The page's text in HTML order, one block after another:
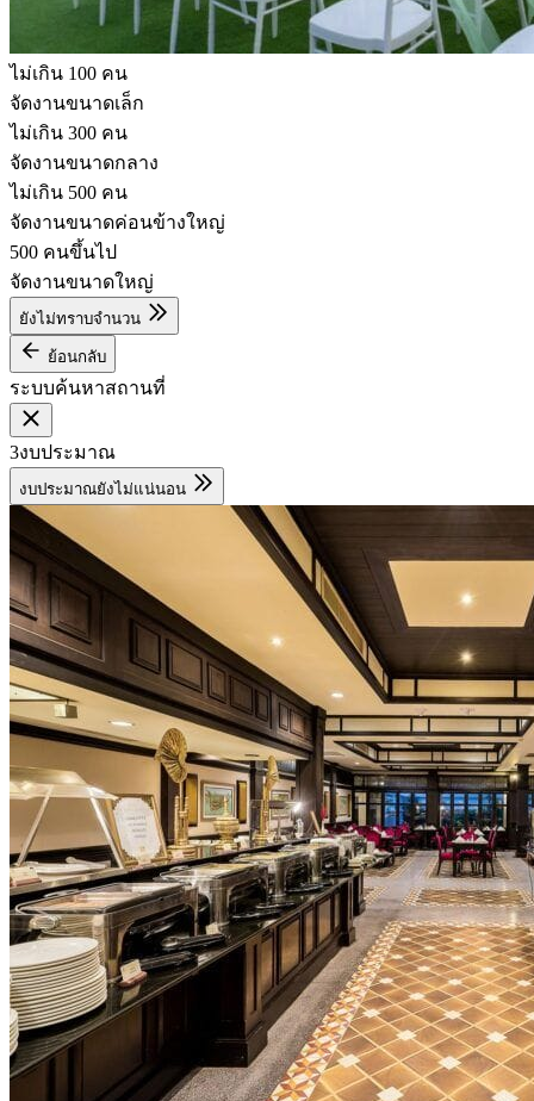
ไม่เกิน 100 คน
จัดงานขนาดเล็ก
ไม่เกิน 300 คน
จัดงานขนาดกลาง
ไม่เกิน 500 คน
จัดงานขนาดค่อนข้างใหญ่
500 คนขึ้นไป
จัดงานขนาดใหญ่
ยังไม่ทราบจำนวน
ย้อนกลับ
ระบบค้นหาสถานที่
3งบประมาณ
งบประมาณยังไม่แน่นอน